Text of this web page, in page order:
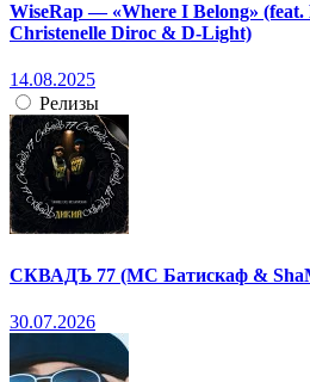
WiseRap — «Where I Belong»
Christenelle Diroc & D-Light)
14.08.2025
Релизы
СКВАДЪ 77 (МС Батискаф &
30.07.2026